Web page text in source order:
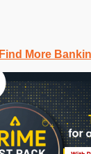
Find More